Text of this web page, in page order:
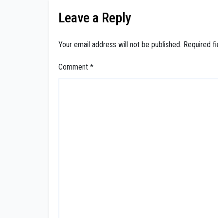
Leave a Reply
Your email address will not be published. Required
Comment *